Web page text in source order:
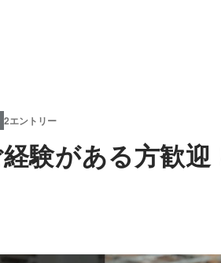
2エントリー
験がある方歓